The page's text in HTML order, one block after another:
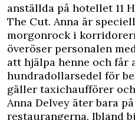
anställda på hotellet 11
The Cut. Anna är
morgonrock i
överöser personalen
att hjälpa henne och får
hundradollarsedel för
gäller taxichaufförer
Anna Delvey äter bara
restaurangerna. Ibland